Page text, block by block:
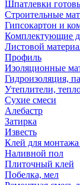
Шпатлевки
Строительные
Гипсокартон и
Комплектующие
Листовой
Профиль
Изоляционные
Гидроизоляция,
Утеплители,
Сухие смеси
Алебастр
Затирка
Известь
Клей для
Наливной пол
Плиточный клей
Побелка, мел